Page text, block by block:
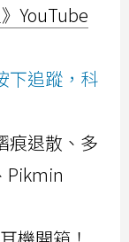
YouTube
下追蹤，科
痕退散、多
Pikmin